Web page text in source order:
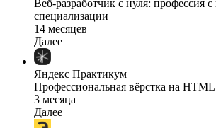
Веб-разработчик с нуля: профессия
специализации
14 месяцев
Далее
Яндекс Практикум
Профессиональная вёрстка на
3 месяца
Далее